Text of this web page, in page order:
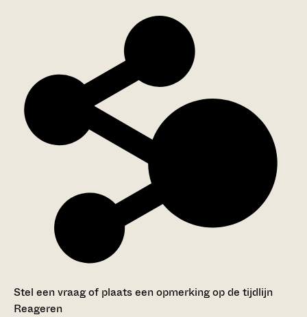
Stel een vraag of plaats een opmerking op de tijdlijn
Reageren